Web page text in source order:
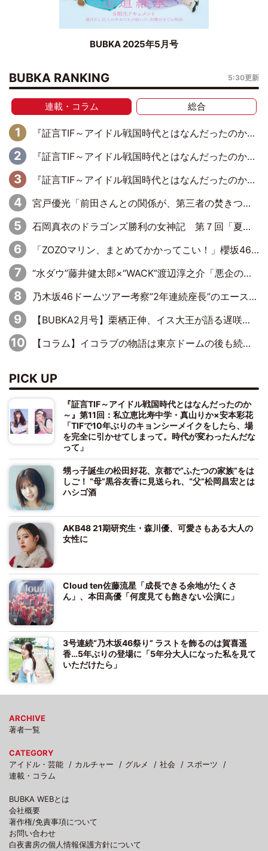
BUBKA 2025年5月号
BUBKA RANKING 5:30更新
連載・コラム 総合
『証言TIF～アイドル戦国時代とはなんだったのか～』第11回：私立恵比寿中学・真山りか×安本彩花「TIFで10年ぶりのキョンシーメイクをしたら、場を完全に引かせてしまって。時代が変わったんだなって」
『証言TIF～アイドル戦国時代とはなんだったのか～』第10回：さくら学院・武藤彩未×飯田らうら「正直、中3で辞めるというのを信じてなくて。そう言われてはいたけど、嘘でしょって」
『証言TIF～アイドル戦国時代とはなんだったのか～』第8回：Negicco・Nao☆×Megu×Kaede「東京からオファーが来たのと、梨の皮剥きとどっちが大事なんだって」
宮戸優光「前田さんとの関係が、第三者の焚きつけのようなかたちで壊されてしまったのは、悲しいことですよ」【UWF】
石岡真衣のドラゴンズ勝利の女神記 第７回「夏の神宮！11得点どらほー」
「ZOZOマリン、まとめてかかってこい！」櫻坂46 山下瞳月の魂の叫び！5年目の勝利にBuddiesたちは態度で示せるか!?
“水ダウ”藤井健太郎×“WACK”渡辺淳之介「悪企のすゝめ 大人を煙に巻く仕事術」刊行記念対談
乃木坂46ドームツアー考察”2年連続座長”のエース・井上和の涙から感じた「乃木坂46らしさ」とは？
【BUBKA2月号】栗栖正伸、イス大王が語る遅咲きヒールとしての苦節50年
【コラム】イコラブの物語は東京ドームの後も続くのか
PICK UP
『証言TIF～アイドル戦国時代とはなんだったのか
～』第11回：私立恵比寿中学・真山りか×安本彩花
「TIFで10年ぶりのキョンシーメイクをしたら、場
を完全に引かせてしまって。時代が変わったんだな
って」
甥っ子誕生の松田好花、京都で“ふたつの家族”をは
しご！ “母”黒谷友香に見送られ、“父”松岡昌宏とは
ハシゴ酒
AKB48 21期研究生・森川優、可愛さもある大人の
女性に
Cloud ten佐藤流星「成長できる余地がたくさ
ん」、本田高優「何度見ても飽きない公演に」
3号連続“乃木坂46祭り” ラストを飾るのは賀喜遥
香…5年ぶりの登場に「5年分大人になった私を見て
いただけたら」
ARCHIVE
著者一覧
CATEGORY
アイドル・芸能
カルチャー グルメ 社会
スポーツ
連載・コラム
BUBKA WEBとは
会社概要
著作権/免責事項について
お問い合わせ
白夜書房の個人情報保護方針について